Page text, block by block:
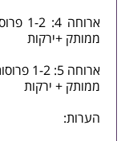
ממותק +ירקות
ממותק + ירקות
הערות: